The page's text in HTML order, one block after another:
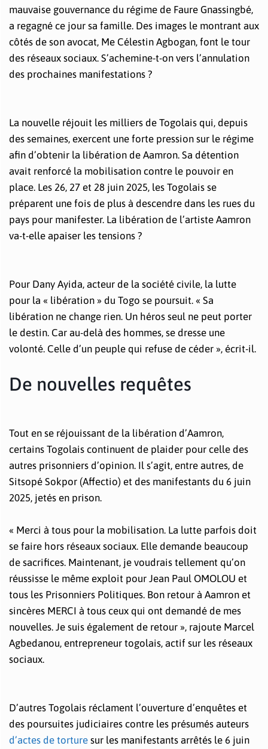
mauvaise gouvernance du régime de Faure Gnassingbé,
a regagné ce jour sa famille. Des images le montrant aux
côtés de son avocat, Me Célestin Agbogan, font le tour
des réseaux sociaux. S’achemine-t-on vers l’annulation
des prochaines manifestations ?
La nouvelle réjouit les milliers de Togolais qui, depuis
des semaines, exercent une forte pression sur le régime
afin d’obtenir la libération de Aamron. Sa détention
avait renforcé la mobilisation contre le pouvoir en
place. Les 26, 27 et 28 juin 2025, les Togolais se
préparent une fois de plus à descendre dans les rues du
pays pour manifester. La libération de l’artiste Aamron
va-t-elle apaiser les tensions ?
Pour Dany Ayida, acteur de la société civile, la lutte
pour la « libération » du Togo se poursuit. « Sa
libération ne change rien. Un héros seul ne peut porter
le destin. Car au-delà des hommes, se dresse une
volonté. Celle d’un peuple qui refuse de céder », écrit-il.
De nouvelles requêtes
Tout en se réjouissant de la libération d’Aamron,
certains Togolais continuent de plaider pour celle des
autres prisonniers d’opinion. Il s’agit, entre autres, de
Sitsopé Sokpor (Affectio) et des manifestants du 6 juin
2025, jetés en prison.
« Merci à tous pour la mobilisation. La lutte parfois doit
se faire hors réseaux sociaux. Elle demande beaucoup
de sacrifices. Maintenant, je voudrais tellement qu’on
réussisse le même exploit pour Jean Paul OMOLOU et
tous les Prisonniers Politiques. Bon retour à Aamron et
sincères MERCI à tous ceux qui ont demandé de mes
nouvelles. Je suis également de retour », rajoute Marcel
Agbedanou, entrepreneur togolais, actif sur les réseaux
sociaux.
D’autres Togolais réclament l’ouverture d’enquêtes et
des poursuites judiciaires contre les présumés auteurs
d’actes de torture sur les manifestants arrêtés le 6 juin